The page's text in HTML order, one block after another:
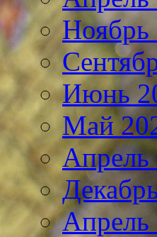
Ноябрь
Июнь
Май
Апрель
Апрель